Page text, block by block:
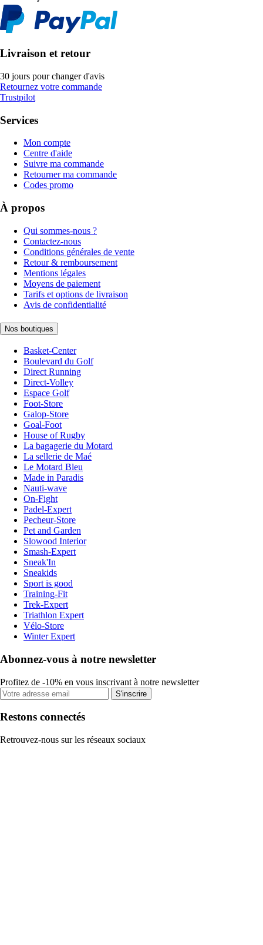
Livraison et retour
30 jours pour changer d'avis
Retournez votre commande
Trustpilot
Services
Mon compte
Centre d'aide
Suivre ma commande
Retourner ma commande
Codes promo
À propos
Qui sommes-nous ?
Contactez-nous
Conditions générales de vente
Retour & remboursement
Mentions légales
Moyens de paiement
Tarifs et options de livraison
Avis de confidentialité
Nos boutiques
Basket-Center
Boulevard du Golf
Direct Running
Direct-Volley
Espace Golf
Foot-Store
Galop-Store
Goal-Foot
House of Rugby
La bagagerie du Motard
La sellerie de Maé
Le Motard Bleu
Made in Paradis
Nauti-wave
On-Fight
Padel-Expert
Pecheur-Store
Pet and Garden
Slowood Interior
Smash-Expert
Sneak'In
Sneakids
Sport is good
Training-Fit
Trek-Expert
Triathlon Expert
Vélo-Store
Winter Expert
Abonnez-vous à notre newsletter
Profitez de -10% en vous inscrivant à notre newsletter
S'inscrire
Restons connectés
Retrouvez-nous sur les réseaux sociaux